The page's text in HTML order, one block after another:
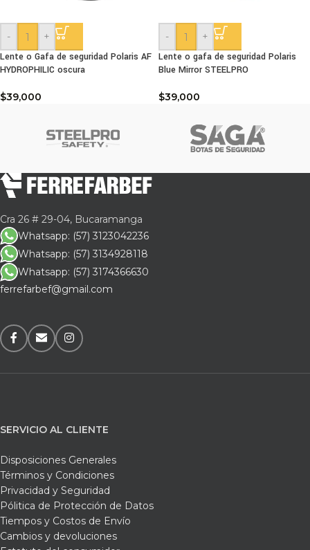
-
+
Lente o Gafa de seguridad Polaris AF
HYDROPHILIC oscura
$39,000
-
+
Lente o gafa de seguridad Polaris
Blue Mirror STEELPRO
$39,000
Cra 26 # 29-04, Bucaramanga
Whatsapp: (57) 3123042236
Whatsapp: (57) 3134928118
Whatsapp: (57) 3174366630
ferrefarbef@gmail.com
SERVICIO AL CLIENTE
Disposiciones Generales
Términos y Condiciones
Privacidad y Seguridad
Pólitica de Protección de Datos
Tiempos y Costos de Envío
Cambios y devoluciones